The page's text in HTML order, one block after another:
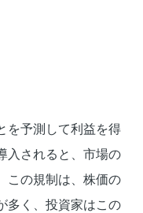
を予測して利益を得
入されると、市場の
この規制は、株価の
多く、投資家はこの